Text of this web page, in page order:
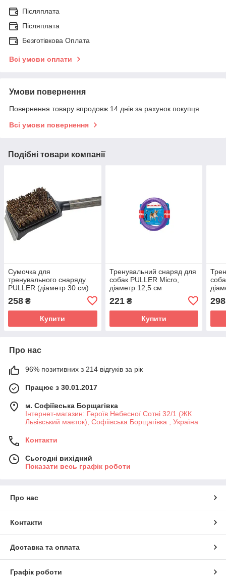
Післяплата
Післяплата
Безготівкова Оплата
Всі умови оплати
Умови повернення
Повернення товару впродовж 14 днів за рахунок покупця
Всі умови повернення
Подібні товари компанії
Сумочка для
тренувального снаряду
PULLER (діаметр 30 см)
258 ₴
Купити
Тренувальний снаряд для
собак PULLER Micro,
діаметр 12,5 см
221₴
Купити
298
Про нас
96% позитивних з 214 відгуків за рік
Працює з 30.01.2017
м. Софіївська Борщагівка
Інтернет-магазин: Героїв Небесної Сотні 32/1 (ЖК
Львівський маєток), Софіївська Борщагівка , Україна
Контакти
Сьогодні вихідний
Показати весь графік роботи
Про нас
Контакти
Доставка та оплата
Графік роботи